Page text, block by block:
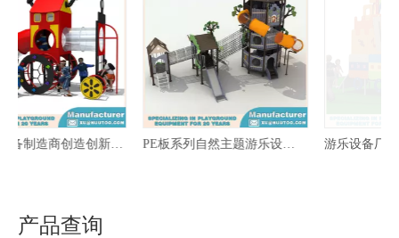
PE板系列自然主题游乐设备激发乐趣 游乐设备厂创新打造PE板系列
产品查询